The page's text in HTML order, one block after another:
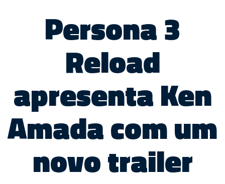
Persona 3
Reload
apresenta Ken
Amada com um
novo trailer